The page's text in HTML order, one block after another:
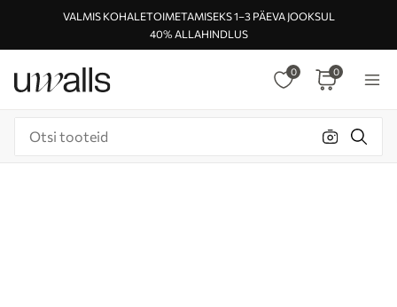
VALMIS KOHALETOIMETAMISEKS 1–3 PÄEVA JOOKSUL
40% ALLAHINDLUS
0 0